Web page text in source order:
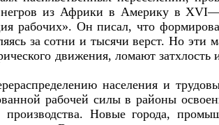
негров из Африки в Америку в XVI
Он писал, что
за сотни и тысячи верст. Но эти
движения, ломают
населения и
рабочей силы в районы
Новые города,